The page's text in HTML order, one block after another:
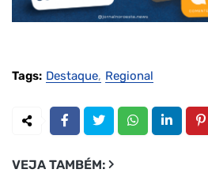
Tags: Destaque Regional
VEJA TAMBÉM: